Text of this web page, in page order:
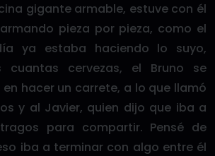
gigante armable, estuve con él
pieza por pieza, como el
ya estaba haciendo lo suyo,
cuantas cervezas, el Bruno se
hacer un carrete, a lo que llamó
y al Javier, quien dijo que iba a
para compartir. Pensé de
iba a terminar con algo entre él